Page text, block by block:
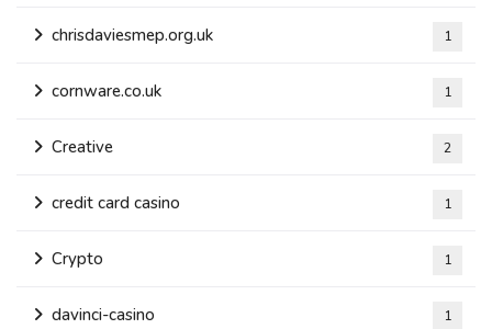
chrisdaviesmep.org.uk 1
cornware.co.uk 1
Creative 2
credit card casino 1
Crypto 1
davinci-casino 1